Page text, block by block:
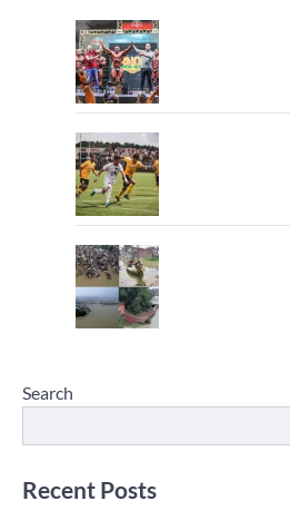
Search
Recent Posts